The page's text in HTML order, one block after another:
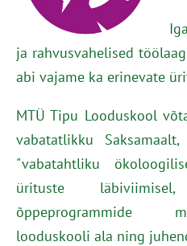
ja rahvusvahelised
abi vajame ka erinevate
MTÜ Tipu Looduskool
vabatatlikku
"vabatahtliku
ürituste
õppeprogrammide
looduskooli ala ning